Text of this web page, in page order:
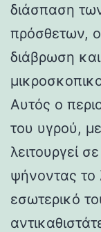
διάσπαση
πρόσθετων,
διάβρωση
Αυτός ο
του υγρού,
λειτουργεί
ψήνοντας το
εσωτερικό